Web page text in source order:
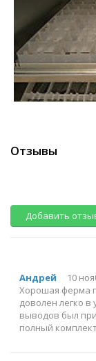
Отзывы
Добавить
Андрей
10
Хорошая ферма
доволен легко
выводов был
полный